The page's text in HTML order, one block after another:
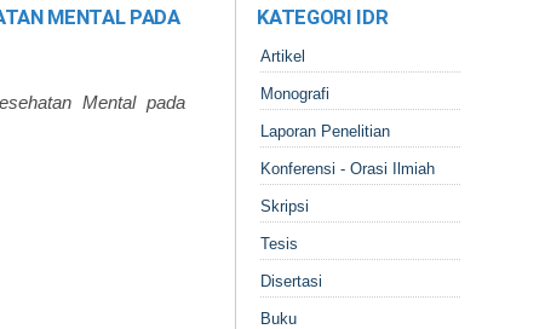
MENTAL PADA
Mental pada
KATEGORI IDR
Artikel
Monografi
Laporan Penelitian
Konferensi - Orasi Ilmiah
Skripsi
Tesis
Disertasi
Buku